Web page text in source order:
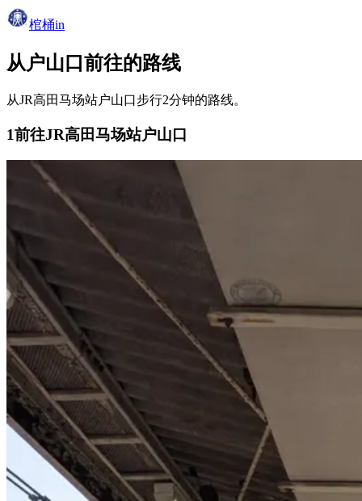
棺桶in
从户山口前往的路线
从JR高田马场站户山口步行2分钟的路线。
1前往JR高田马场站户山口